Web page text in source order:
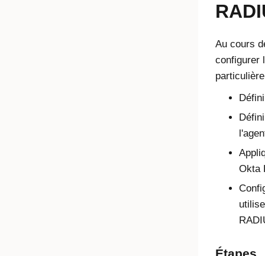
Au cours
configurer
Okta